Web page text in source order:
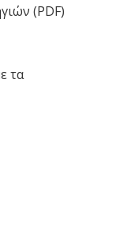
(PDF)
τα